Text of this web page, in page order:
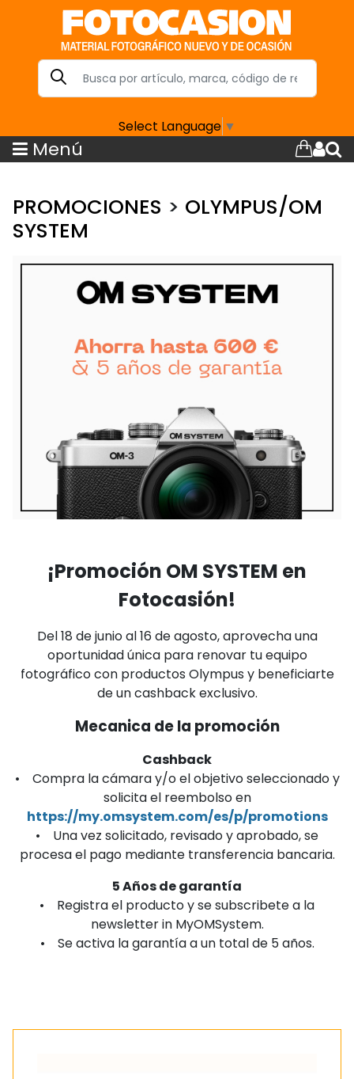
Select Language ▼
Menú
PROMOCIONES > OLYMPUS/OM
SYSTEM
¡Promoción OM SYSTEM en
Fotocasión!
Del 18 de junio al 16 de agosto, aprovecha una
oportunidad única para renovar tu equipo
fotográfico con productos Olympus y beneficiarte
de un cashback exclusivo.
Mecanica de la promoción
Cashback
• Compra la cámara y/o el objetivo seleccionado y
solicita el reembolso en
https://my.omsystem.com/es/p/promotions
• Una vez solicitado, revisado y aprobado, se
procesa el pago mediante transferencia bancaria.
5 Años de garantía
• Registra el producto y se subscribete a la
newsletter in MyOMSystem.
• Se activa la garantía a un total de 5 años.